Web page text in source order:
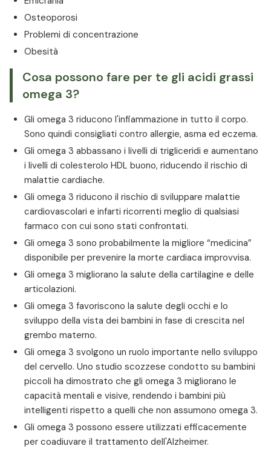
Osteoporosi
Problemi di concentrazione
Obesità
Cosa possono fare per te gli acidi grassi
omega 3?
Gli omega 3 riducono l'infiammazione in tutto il corpo.
Sono quindi consigliati contro allergie, asma ed eczema.
Gli omega 3 abbassano i livelli di trigliceridi e aumentano
i livelli di colesterolo HDL buono, riducendo il rischio di
malattie cardiache.
Gli omega 3 riducono il rischio di sviluppare malattie
cardiovascolari e infarti ricorrenti meglio di qualsiasi
farmaco con cui sono stati confrontati.
Gli omega 3 sono probabilmente la migliore “medicina”
disponibile per prevenire la morte cardiaca improvvisa.
Gli omega 3 migliorano la salute della cartilagine e delle
articolazioni.
Gli omega 3 favoriscono la salute degli occhi e lo
sviluppo della vista dei bambini in fase di crescita nel
grembo materno.
Gli omega 3 svolgono un ruolo importante nello sviluppo
del cervello. Uno studio scozzese condotto su bambini
piccoli ha dimostrato che gli omega 3 migliorano le
capacità mentali e visive, rendendo i bambini più
intelligenti rispetto a quelli che non assumono omega 3.
Gli omega 3 possono essere utilizzati efficacemente
per coadiuvare il trattamento dell'Alzheimer.